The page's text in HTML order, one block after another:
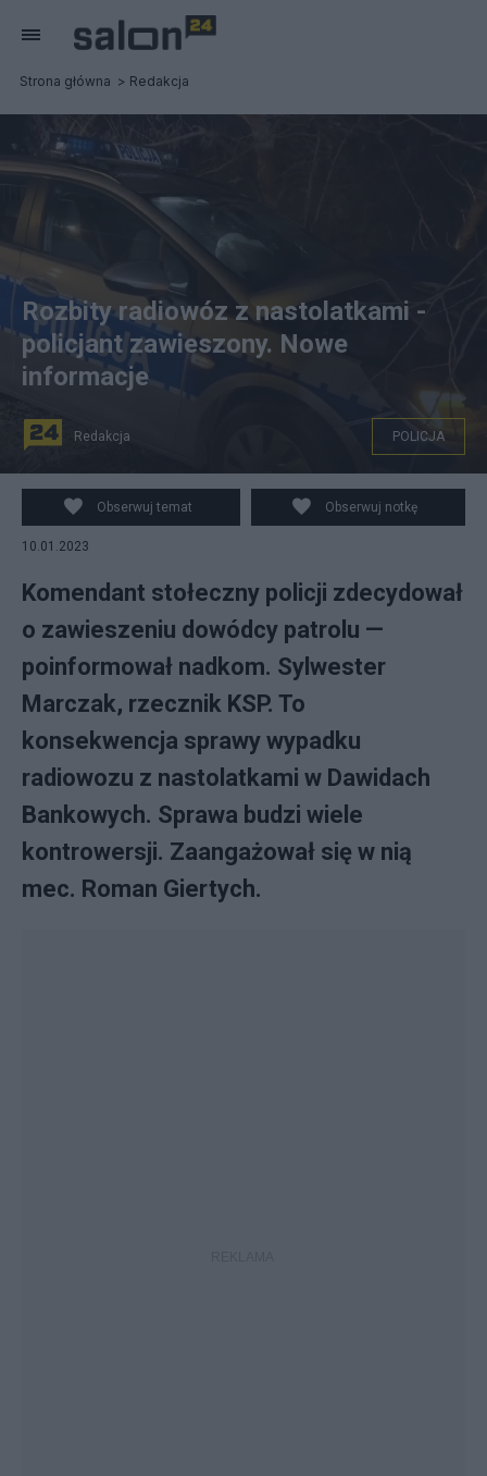
Strona główna Redakcja
Rozbity radiowóz w Dawidach Bankowych, fot.
Facebook/screenshot
Rozbity radiowóz z nastolatkami -
policjant zawieszony. Nowe
informacje
Redakcja POLICJA
Obserwuj temat Obserwuj notkę
10.01.2023
Komendant stołeczny policji zdecydował
o zawieszeniu dowódcy patrolu —
poinformował nadkom. Sylwester
Marczak, rzecznik KSP. To
konsekwencja sprawy wypadku
radiowozu z nastolatkami w Dawidach
Bankowych. Sprawa budzi wiele
kontrowersji. Zaangażował się w nią
mec. Roman Giertych.